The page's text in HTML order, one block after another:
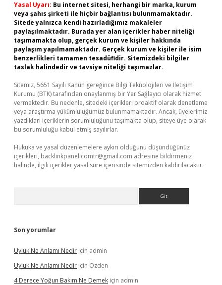
Yasal Uyarı: Bu internet sitesi, herhangi bir marka, kurum
veya şahıs şirketi ile hiçbir bağlantısı bulunmamaktadır.
Sitede yalnızca kendi hazırladığımız makaleler
paylaşılmaktadır. Burada yer alan içerikler haber niteliği
taşımamakta olup, gerçek kurum ve kişiler hakkında
paylaşım yapılmamaktadır. Gerçek kurum ve kişiler ile isim
benzerlikleri tamamen tesadüfidir. Sitemizdeki bilgiler
taslak halindedir ve tavsiye niteliği taşımazlar.
Sitemiz, 5651 Sayılı Kanun gereğince Bilgi Teknolojileri ve İletişim
Kurumu (BTK) tarafından onaylanmış bir Yer Sağlayıcı olarak hizmet
vermektedir. Bu nedenle, sitedeki içerikleri proaktif olarak denetleme
veya araştırma yükümlülüğümüz bulunmamaktadır. Ancak, üyelerimiz
yazdıkları içeriklerin sorumluluğunu taşımakta olup, siteye üye olarak
bu sorumluluğu kabul etmiş sayılırlar.
Hukuka ve yasal düzenlemelere aykırı olduğunu düşündüğünüz
içerikleri, backlinkpanelicomtr@gmail.com adresine bildirmeniz
halinde, ilgili içerikler yasal süre içerisinde sitemizden kaldırılacaktır.
Son yorumlar
Uyluk Ne Anlamı Nedir için admin
Uyluk Ne Anlamı Nedir için Özden
4 Derece Yoğun Bakım Ne Demek için admin